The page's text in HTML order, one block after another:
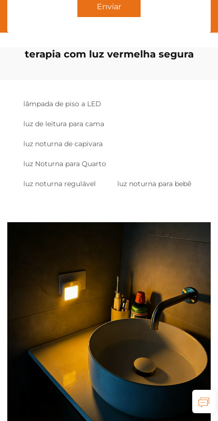
Enviar
terapia com luz vermelha segura
lâmpada de piso a LED
luz de leitura para cama
luz noturna de capivara
luz Noturna para Quarto
luz noturna regulável luz noturna para bebê